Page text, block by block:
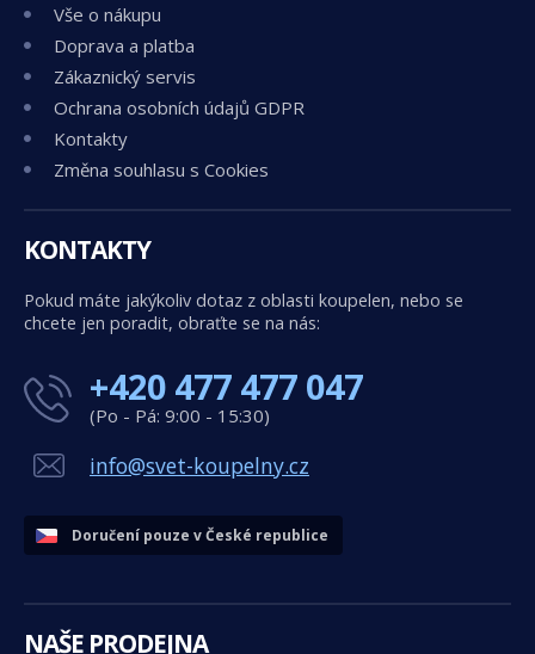
Vše o nákupu
Doprava a platba
Zákaznický servis
Ochrana osobních údajů GDPR
Kontakty
Změna souhlasu s Cookies
KONTAKTY
Pokud máte jakýkoliv dotaz z oblasti koupelen, nebo se
chcete jen poradit, obraťte se na nás:
+420 477 477 047
(Po - Pá: 9:00 - 15:30)
info@svet-koupelny.cz
Doručení pouze v České republice
NAŠE PRODEJNA